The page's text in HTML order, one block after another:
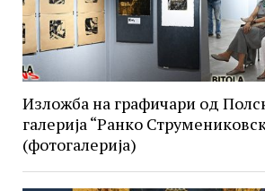
Изложба на графичари од
галерија “Ранко
(фотогалерија)